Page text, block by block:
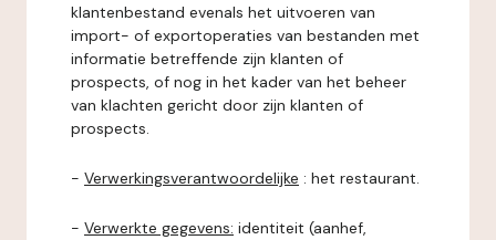
klantenbestand evenals het uitvoeren van
import- of exportoperaties van bestanden met
informatie betreffende zijn klanten of
prospects, of nog in het kader van het beheer
van klachten gericht door zijn klanten of
prospects.
- Verwerkingsverantwoordelijke : het restaurant.
- Verwerkte gegevens: identiteit (aanhef,